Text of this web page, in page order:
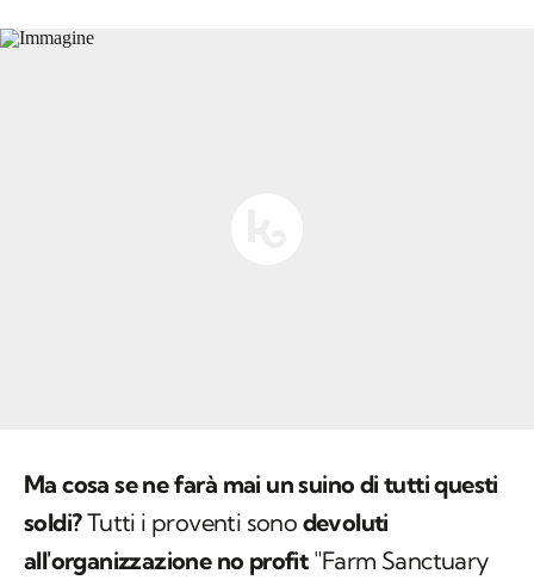
Ma cosa se ne farà mai un suino di tutti questi
soldi?Tutti i proventi sono devoluti
all'organizzazione no profit"Farm Sanctuary